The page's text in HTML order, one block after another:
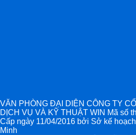
VĂN PHÒNG ĐẠI DIỆN CÔNG TY
DỊCH VỤ VÀ KỸ THUẬT WIN Mã số
Cấp ngày 11/04/2016 bởi Sở kế
Minh